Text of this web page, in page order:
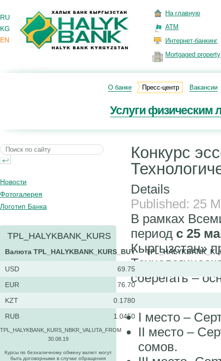
RU
KG
EN
На главную
ATM
Интернет-банкинг
Mortgaged property
О банке Пресс-центр Вакансии
Услуги физическим
Конкурс
Details
Published: 25
В рамках
период с 25
Кыргызстан»
сберегать –
Победители
I место –
II место –
сомов.
Новости
Фотогалерея
Логотип Банка
TPL_HALYKBANK_KURS
Валюта TPL_HALYKBANK_KURS_BUY
USD
69.75
EUR
76.70
KZT
0.1780
RUB
1.0450
TPL_HALYKBANK_KURS_NBKR_VALUTA_FROM
30.08.19
Курсы по безналичному обмену валют могут
быть договорными в случае обращения